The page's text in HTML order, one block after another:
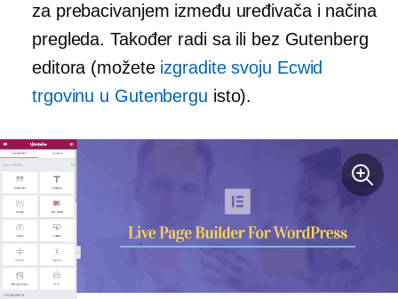
za prebacivanjem između uređivača i načina
pregleda. Također radi sa ili bez Gutenberg
editora (možete izgradite svoju Ecwid
trgovinu u Gutenbergu isto).